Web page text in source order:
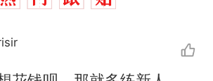
热 那个在床头放菜刀的女孩，